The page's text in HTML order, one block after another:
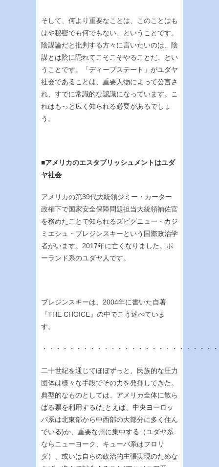
そして、何より重要なことは、このことはも
はや秘密でも何でもない、ということです。
陰謀論だと批判する方々に言いたいのは、陰
謀とは陰に隠れてこそこそやることだ、とい
うことです。「ディープステート」がユダヤ
社会であることは、重要人物によって公言さ
れ、すでに常識的な認識になっています。こ
れはもっと広く知られる必要があるでしょ
う。
■アメリカのエスタブリッシュメントはユダ
ヤ社会
アメリカの第39代大統領ジミー・カーター
政権下で国家安全保障問題担当大統領補佐官
を務めたことで知られるズビグニュー・カジ
ミエシュ・ブレジンスキーという国際政治学
者がいます。2017年に亡くなりました。ポ
ーランド系のユダヤ人です。
ブレジンスキーは、2004年に書いた自著
『THE CHOICE』の中でこう述べていま
す。
・・・・・・・・・・・・・・・・・・・・・・・・・
二十世紀を通じてほぼずっと、民族的な圧力
団体は様々な手段でその力を発揮してきた。
典型的なものとしては、アメリカ全体に散ら
ばる票を利用する(たとえば、中央ヨーロッ
パ系は北東部から中西部の大部分に多く住ん
でいる)か、重要な州に集中する（ユダヤ系
ならニューヨーク、キューバ系はフロリ
ダ）、或いは自らの政治的主張実現のためな